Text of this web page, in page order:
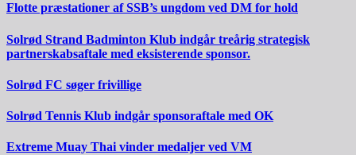
Flotte præstationer af SSB’s ungdom ved DM for hold
Solrød Strand Badminton Klub indgår treårig strategisk
partnerskabsaftale med eksisterende sponsor.
Solrød FC søger frivillige
Solrød Tennis Klub indgår sponsoraftale med OK
Extreme Muay Thai vinder medaljer ved VM